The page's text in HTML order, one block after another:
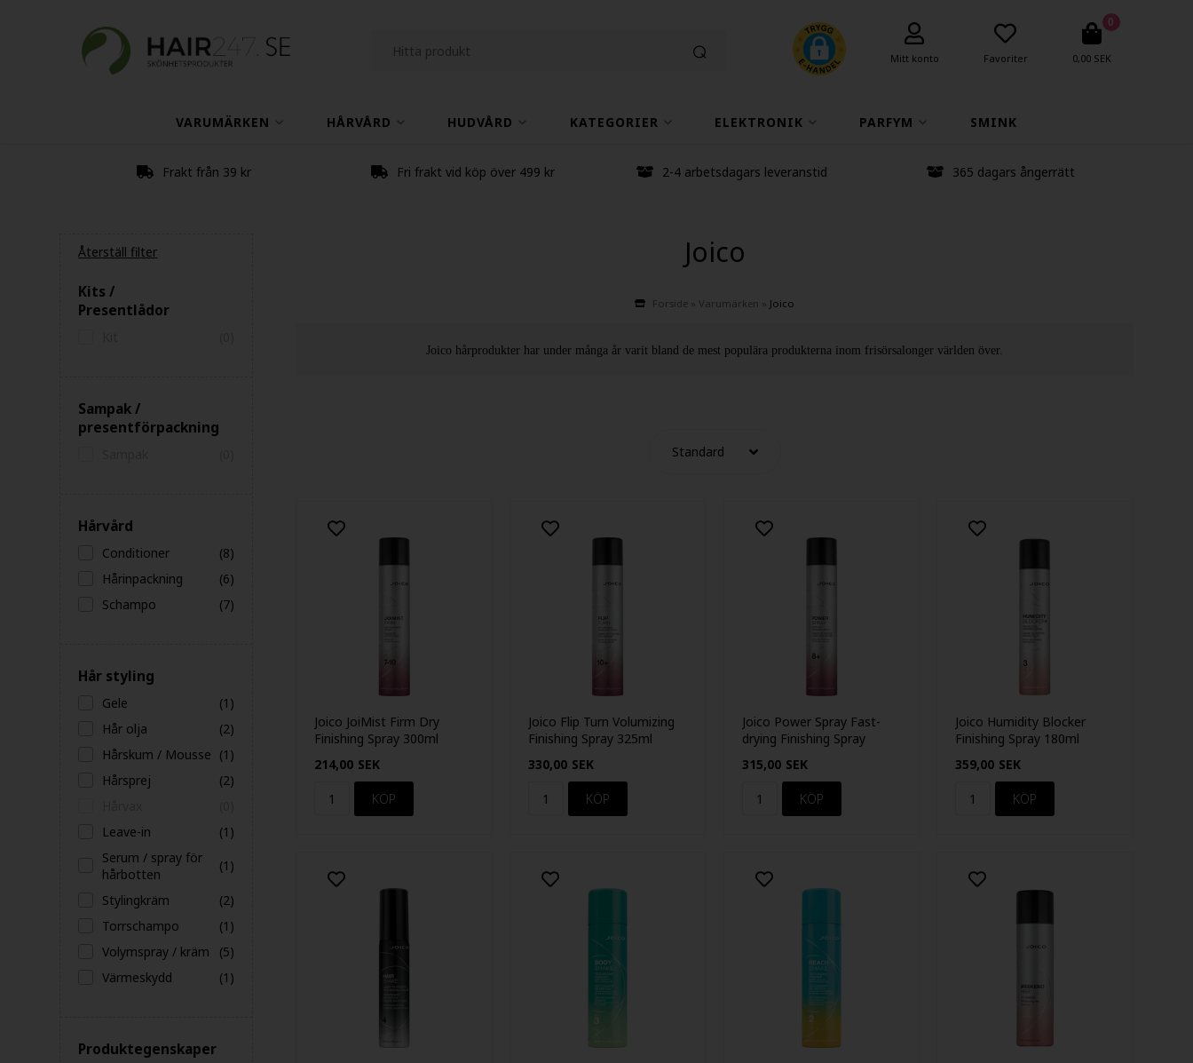
Mitt konto Favoriter
0
0,00 SEK
VARUMÄRKEN HÅRVÅRD HUDVÅRD KATEGORIER ELEKTRONIK PARFYM SMINK
Frakt från 39 kr Fri frakt vid köp över 499 kr 2-4 arbetsdagars leveranstid 365 dagars ångerrätt
Återställ filter
Kits /
Presentlådor
Sampak /
presentförpackning
Hårvård
Conditioner
(8)
Hårinpackning
(6)
Schampo
(7)
Hår styling
Gele
(1)
Hår olja
(2)
Hårskum / Mousse (1)
Hårsprej
(2)
Leave-in
(1)
Serum / spray för
hårbotten
(1)
Stylingkräm
(2)
Torrschampo
(1)
Volymspray / kräm
(5)
Värmeskydd
(1)
Produktegenskaper
Joico
Forside » Varumärken » Joico
Joico hårprodukter har under många år varit bland de mest populära produkterna inom frisörsalonger världen över.
Joico JoiMist Firm Dry
Finishing Spray 300ml
214,00 SEK
Joico Flip Turn Volumizing
Finishing Spray 325ml
330,00 SEK
Joico Power Spray Fast-
drying Finishing Spray
315,00 SEK
Joico Humidity Blocker
Finishing Spray 180ml
359,00 SEK